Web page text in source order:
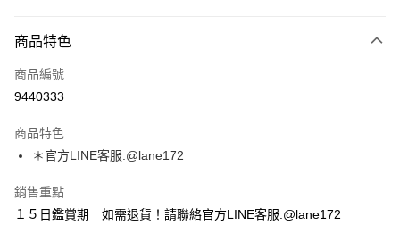
信用卡一次付款
超商取貨付款
Apple Pay
街口支付
悠遊付
商品特色
商品編號
9440333
商品特色
＊官方LINE客服:@lane172
銷售重點
１５日鑑賞期 如需退貨！請聯絡官方LINE客服:@lane172